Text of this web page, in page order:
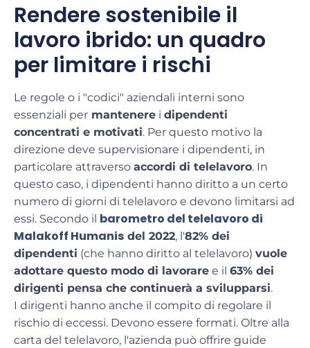
Rendere sostenibile il
lavoro ibrido: un quadro
per limitare i rischi
Le regole o i "codici" aziendali interni sono
essenziali per mantenere i dipendenti
concentrati e motivati. Per questo motivo la
direzione deve supervisionare i dipendenti, in
particolare attraverso accordi di telelavoro. In
questo caso, i dipendenti hanno diritto a un certo
numero di giorni di telelavoro e devono limitarsi ad
essi. Secondo il barometro del telelavoro di
Malakoff Humanis del 2022, l'82% dei
dipendenti (che hanno diritto al telelavoro) vuole
adottare questo modo di lavorare e il 63% dei
dirigenti pensa che continuerà a svilupparsi.
I dirigenti hanno anche il compito di regolare il
rischio di eccessi. Devono essere formati. Oltre alla
carta del telelavoro, l'azienda può offrire guide